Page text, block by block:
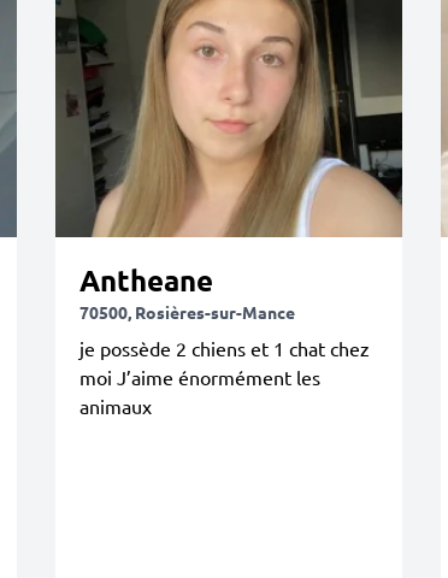
Antheane
70500, Rosières-sur-Mance
je possède 2 chiens et 1 chat chez
moi J’aime énormément les
animaux